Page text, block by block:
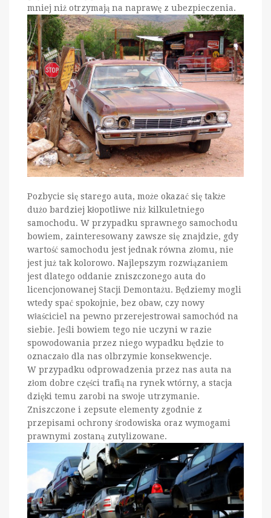
mniej niż otrzymają na naprawę z ubezpieczenia.
Pozbycie się starego auta, może okazać się także
dużo bardziej kłopotliwe niż kilkuletniego
samochodu. W przypadku sprawnego samochodu
bowiem, zainteresowany zawsze się znajdzie, gdy
wartość samochodu jest jednak równa złomu, nie
jest już tak kolorowo. Najlepszym rozwiązaniem
jest dlatego oddanie zniszczonego auta do
licencjonowanej Stacji Demontażu. Będziemy mogli
wtedy spać spokojnie, bez obaw, czy nowy
właściciel na pewno przerejestrował samochód na
siebie. Jeśli bowiem tego nie uczyni w razie
spowodowania przez niego wypadku będzie to
oznaczało dla nas olbrzymie konsekwencje.
W przypadku odprowadzenia przez nas auta na
złom dobre części trafią na rynek wtórny, a stacja
dzięki temu zarobi na swoje utrzymanie.
Zniszczone i zepsute elementy zgodnie z
przepisami ochrony środowiska oraz wymogami
prawnymi zostaną zutylizowane.